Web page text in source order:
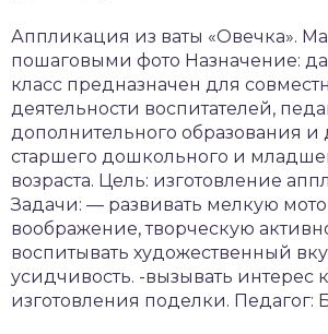
Аппликация из ваты «Овечка».
пошаговыми фото Назначение:
класс предназначен для
деятельности воспитателей,
дополнительного образования и
старшего дошкольного и
возраста. Цель: изготовление
Задачи: — развивать мелкую
воображение, творческую
воспитывать художественный
усидчивость. -вызывать интерес
изготовления поделки. Педагог: